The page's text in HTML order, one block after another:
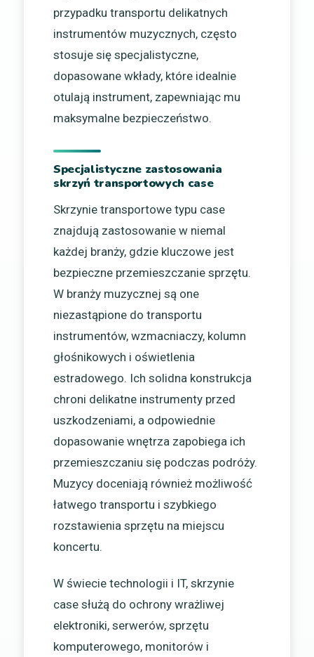
przypadku transportu delikatnych
instrumentów muzycznych, często
stosuje się specjalistyczne,
dopasowane wkłady, które idealnie
otulają instrument, zapewniając mu
maksymalne bezpieczeństwo.
Specjalistyczne zastosowania
skrzyń transportowych case
Skrzynie transportowe typu case
znajdują zastosowanie w niemal
każdej branży, gdzie kluczowe jest
bezpieczne przemieszczanie sprzętu.
W branży muzycznej są one
niezastąpione do transportu
instrumentów, wzmacniaczy, kolumn
głośnikowych i oświetlenia
estradowego. Ich solidna konstrukcja
chroni delikatne instrumenty przed
uszkodzeniami, a odpowiednie
dopasowanie wnętrza zapobiega ich
przemieszczaniu się podczas podróży.
Muzycy doceniają również możliwość
łatwego transportu i szybkiego
rozstawienia sprzętu na miejscu
koncertu.
W świecie technologii i IT, skrzynie
case służą do ochrony wrażliwej
elektroniki, serwerów, sprzętu
komputerowego, monitorów i